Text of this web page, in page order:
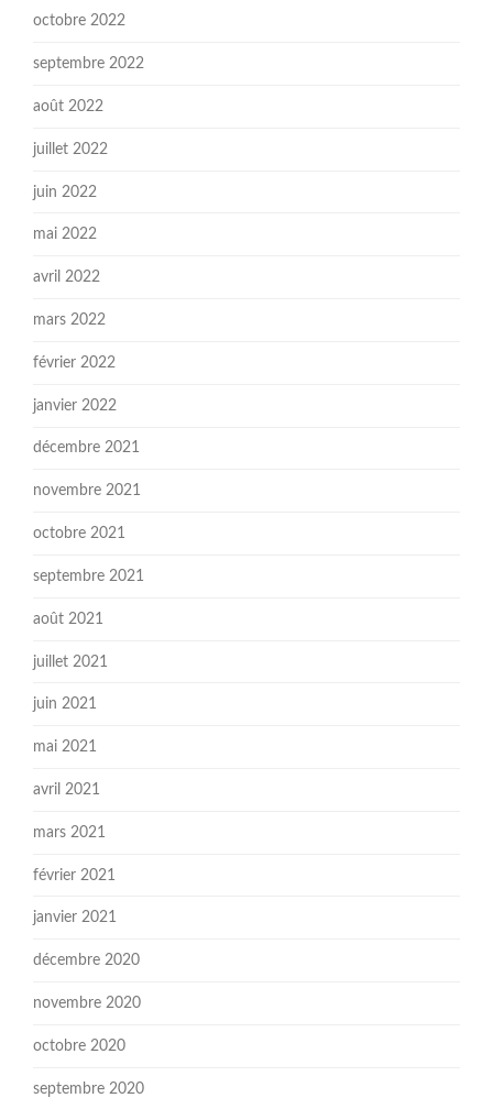
octobre 2022
septembre 2022
août 2022
juillet 2022
juin 2022
mai 2022
avril 2022
mars 2022
février 2022
janvier 2022
décembre 2021
novembre 2021
octobre 2021
septembre 2021
août 2021
juillet 2021
juin 2021
mai 2021
avril 2021
mars 2021
février 2021
janvier 2021
décembre 2020
novembre 2020
octobre 2020
septembre 2020